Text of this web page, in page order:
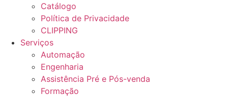
Catálogo
Política de Privacidade
CLIPPING
Serviços
Automação
Engenharia
Assistência Pré e Pós-venda
Formação